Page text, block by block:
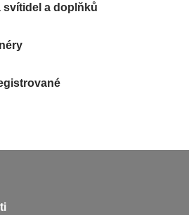
svítidel a doplňků